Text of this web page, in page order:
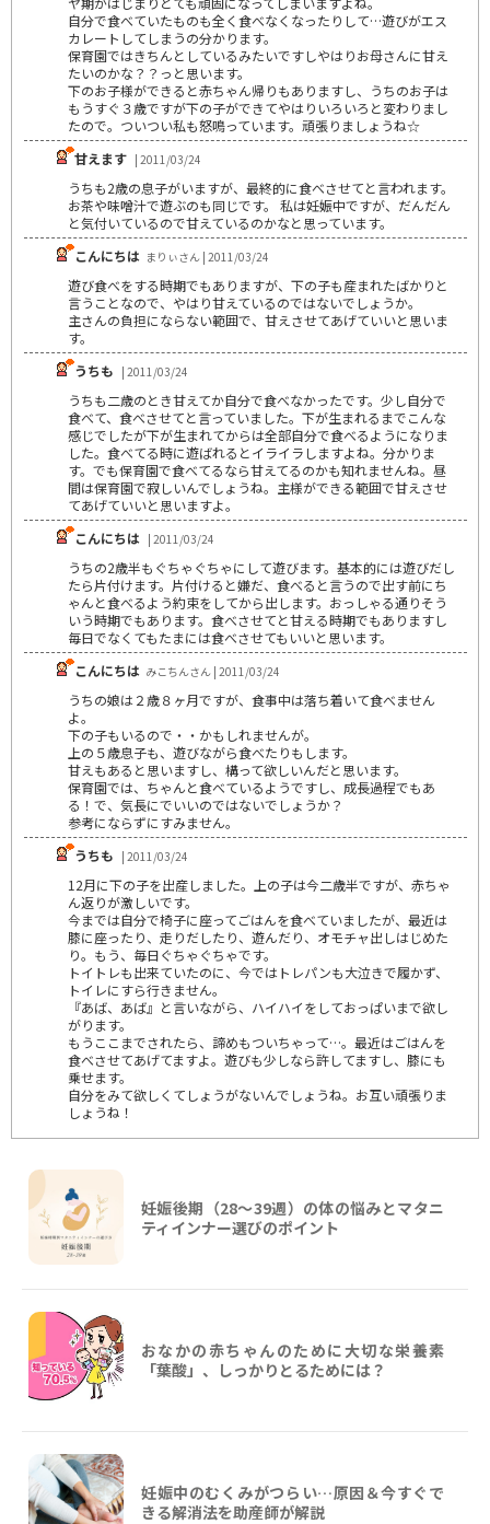
自分で食べていたものも全く食べなくなったりして…遊びがエス
カレートしてしまうの分かります。
保育園ではきちんとしているみたいですしやはりお母さんに甘え
たいのかな？？っと思います。
下のお子様ができると赤ちゃん帰りもありますし、うちのお子は
もうすぐ３歳ですが下の子ができてやはりいろいろと変わりまし
たので。ついつい私も怒鳴っています。頑張りましょうね☆
甘えます | 2011/03/24
うちも2歳の息子がいますが、最終的に食べさせてと言われます。
お茶や味噌汁で遊ぶのも同じです。 私は妊娠中ですが、だんだん
と気付いているので甘えているのかなと思っています。
こんにちは まりぃさん | 2011/03/24
遊び食べをする時期でもありますが、下の子も産まれたばかりと
言うことなので、やはり甘えているのではないでしょうか。
主さんの負担にならない範囲で、甘えさせてあげていいと思いま
す。
うちも | 2011/03/24
うちも二歳のとき甘えてか自分で食べなかったです。少し自分で
食べて、食べさせてと言っていました。下が生まれるまでこんな
感じでしたが下が生まれてからは全部自分で食べるようになりま
した。食べてる時に遊ばれるとイライラしますよね。分かりま
す。でも保育園で食べてるなら甘えてるのかも知れませんね。昼
間は保育園で寂しいんでしょうね。主様ができる範囲で甘えさせ
てあげていいと思いますよ。
こんにちは | 2011/03/24
うちの2歳半もぐちゃぐちゃにして遊びます。基本的には遊びだし
たら片付けます。片付けると嫌だ、食べると言うので出す前にち
ゃんと食べるよう約束をしてから出します。おっしゃる通りそう
いう時期でもあります。食べさせてと甘える時期でもありますし
毎日でなくてもたまには食べさせてもいいと思います。
こんにちは みこちんさん | 2011/03/24
うちの娘は２歳８ヶ月ですが、食事中は落ち着いて食べません
よ。
下の子もいるので・・かもしれませんが。
上の５歳息子も、遊びながら食べたりもします。
甘えもあると思いますし、構って欲しいんだと思います。
保育園では、ちゃんと食べているようですし、成長過程でもあ
る！で、気長にでいいのではないでしょうか？
参考にならずにすみません。
うちも | 2011/03/24
12月に下の子を出産しました。上の子は今二歳半ですが、赤ちゃ
ん返りが激しいです。
今までは自分で椅子に座ってごはんを食べていましたが、最近は
膝に座ったり、走りだしたり、遊んだり、オモチャ出しはじめた
り。もう、毎日ぐちゃぐちゃです。
トイトレも出来ていたのに、今ではトレパンも大泣きで履かず、
トイレにすら行きません。
『あば、あば』と言いながら、ハイハイをしておっぱいまで欲し
がります。
もうここまでされたら、諦めもついちゃって…。最近はごはんを
食べさせてあげてますよ。遊びも少しなら許してますし、膝にも
乗せます。
自分をみて欲しくてしょうがないんでしょうね。お互い頑張りま
しょうね！
妊娠後期（28〜39週）の体の悩みとマタニ
ティインナー選びのポイント
おなかの赤ちゃんのために大切な栄養素
「葉酸」、しっかりとるためには？
妊娠中のむくみがつらい…原因＆今すぐで
きる解消法を助産師が解説